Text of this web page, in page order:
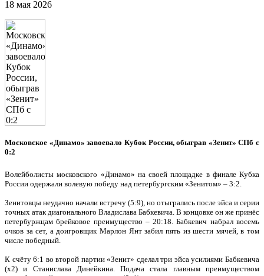
18 мая 2026
Московское «Динамо» завоевало Кубок России, обыграв «Зенит» СПб с
0:2
Волейболисты московского «Динамо» на своей площадке в финале Кубка
России одержали волевую победу над петербургским «Зенитом» – 3:2.
Зенитовцы неудачно начали встречу (5:9), но отыгрались после эйса и серии
точных атак диагонального Владислава Бабкевича. В концовке он же принёс
петербуржцам брейковое преимущество – 20:18. Бабкевич набрал восемь
очков за сет, а доигровщик Марлон Янт забил пять из шести мячей, в том
числе победный.
К счёту 6:1 во второй партии «Зенит» сделал три эйса усилиями Бабкевича
(х2) и Станислава Динейкина. Подача стала главным преимуществом